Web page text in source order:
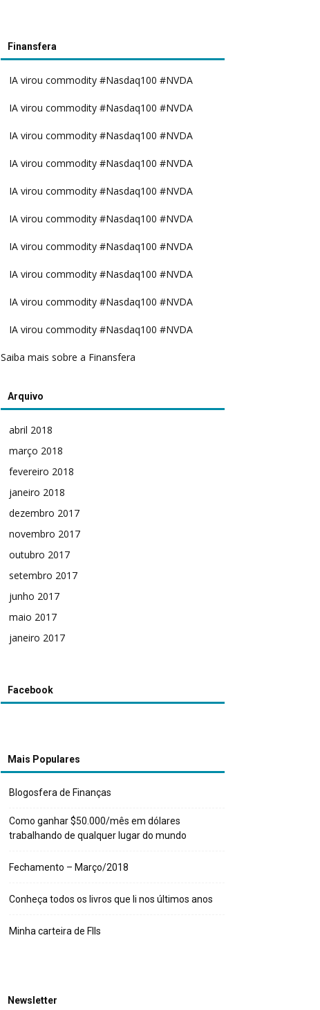
Finansfera
IA virou commodity #Nasdaq100 #NVDA
IA virou commodity #Nasdaq100 #NVDA
IA virou commodity #Nasdaq100 #NVDA
IA virou commodity #Nasdaq100 #NVDA
IA virou commodity #Nasdaq100 #NVDA
IA virou commodity #Nasdaq100 #NVDA
IA virou commodity #Nasdaq100 #NVDA
IA virou commodity #Nasdaq100 #NVDA
IA virou commodity #Nasdaq100 #NVDA
IA virou commodity #Nasdaq100 #NVDA
Saiba mais sobre a Finansfera
Arquivo
abril 2018
março 2018
fevereiro 2018
janeiro 2018
dezembro 2017
novembro 2017
outubro 2017
setembro 2017
junho 2017
maio 2017
janeiro 2017
Facebook
Mais Populares
Blogosfera de Finanças
Como ganhar $50.000/mês em dólares
trabalhando de qualquer lugar do mundo
Fechamento – Março/2018
Conheça todos os livros que li nos últimos anos
Minha carteira de FIIs
Newsletter